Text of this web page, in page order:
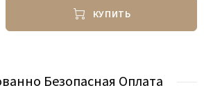
КУПИТЬ
Безопасная Оплата